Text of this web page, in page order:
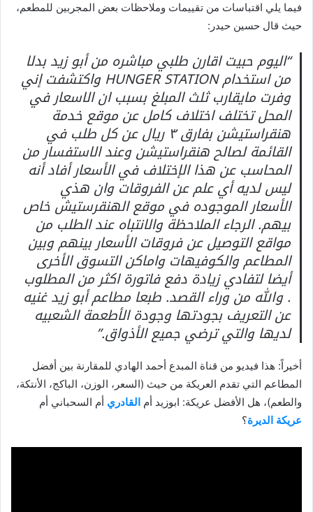
فيما يلي اقتباسات من تقييمات وملاحظات بعض المجربين للمطعم،
حيث قال حسين حيدر:
“اليوم حبيت اقارن طلبي مباشره من أبو زيد بدلا
من استخدام HUNGER STATION واكتشفت إني
وفرت مايقارب ثلث المبلغ بسبب ان الاسعار في
المحل تختلف اختلاف كامل عن موقع خدمة
هنقراستيشن بفارق ٣ ريال عن كل طلب في
القائمة لصالح هنقراستيشن وعند الاستفسار من
المحاسب عن هذا الإختلاف في الأسعار أفاد أنه
ليس لديه أي علم عن الفروقات وان هذي
الأسعار الموجوده في موقع الهنقرستيش خاص
بيهم. الرجاء الملاحظة والانتباه عند الطلب من
مواقع التوصيل عن فروقات الأسعار بينهم وبين
المطاعم والكوفيهات واماكن التسوق الأخرى
أيضا لتفادي زيادة دفع فاتورة اكثر من المطلوب
. والله من وراء القصد. طبعا مطاعم أبو زيد غنيه
عن التعريف بجودتها وجودة الأطعمة الشعبيه
لديها والتي ترضي جميع الأذواق.”
أخيراً: هذا فيديو من قناة المبدع أحمد الهادي للمقارنة بين أفضل
المطاعم التي تقدم العريكة من حيث (السعر، الوزن، الباكج، الأنتكة،
والطعم)، هل الأفضل عريكة: ابوزيد أم القادري أم السحباني أم
عريكة الديرة؟